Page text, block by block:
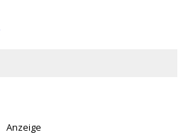
Anzeige